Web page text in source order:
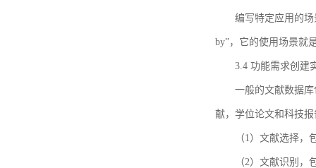
编写特定应用的场
by”，它的使用场景就
3.4 功能需求创建
一般的文献数据
献，学位论文和科技
（1）文献选择
（2）文献识别